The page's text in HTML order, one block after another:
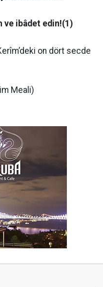
ve ibâdet edin!(1)
on dört secde
Meali)